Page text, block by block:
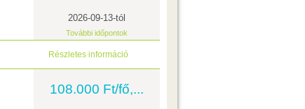
2026-09-13-tól
További időpontok
Részletes információ
108.000 Ft/fő,...